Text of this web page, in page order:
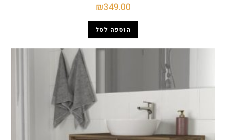
₪349.00
הוספה לסל